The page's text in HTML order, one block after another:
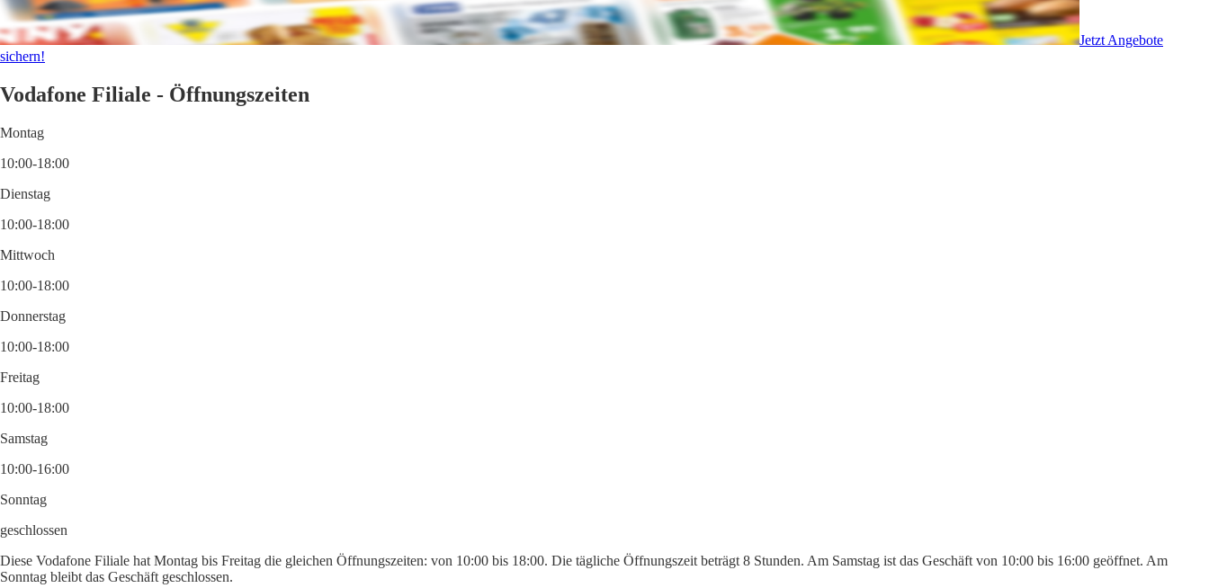
Jetzt Angebote
sichern!
Vodafone Filiale - Öffnungszeiten
Montag
10:00-18:00
Dienstag
10:00-18:00
Mittwoch
10:00-18:00
Donnerstag
10:00-18:00
Freitag
10:00-18:00
Samstag
10:00-16:00
Sonntag
geschlossen
Diese Vodafone Filiale hat Montag bis Freitag die gleichen Öffnungszeiten: von 10:00 bis 18:00. Die tägliche Öffnungszeit beträgt 8 Stunden. Am Samstag ist das Geschäft von 10:00 bis 16:00 geöffnet. Am
Sonntag bleibt das Geschäft geschlossen.